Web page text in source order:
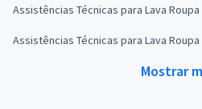
Assistências Técnicas para Lava
Assistências Técnicas para Lava
Mostrar